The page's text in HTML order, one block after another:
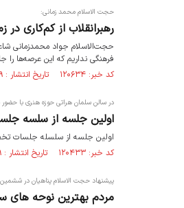
حجت الاسلام محمد زمانی:
رهبرانقلاب از کم‌کاری در
حجت‌الاسلام جواد محمدزمانی
فرهنگی نداریم که این عرصه‌ها را
کد خبر: ۱۲۰۶۳۴ تاریخ انتشار : ۱۴۰۰/۰۸/۲۹
در سالن سلمان هراتی حوزه هنری با
اولین جلسه از سلسه
اولین جلسه از سلسله جلسات تخصصی نوحه موسوم به
کد خبر: ۱۲۰۴۳۳ تاریخ انتشار : ۱۴۰۰/۰۸/۲۹
پیشنهاد حجت الاسلام پناهیان در
مردم بهترین نوحه های